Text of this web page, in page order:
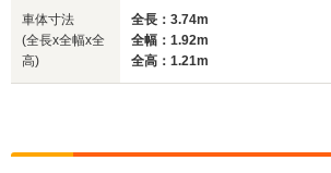
車体寸法
(全長x全幅x全
高)
全長：3.74m
全幅：1.92m
全高：1.21m